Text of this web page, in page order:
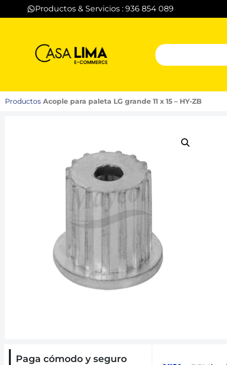
Productos & Servicios : 936 854 089
Productos Acople para paleta LG grande 11 x 15 – HY-ZB
Paga cómodo y seguro